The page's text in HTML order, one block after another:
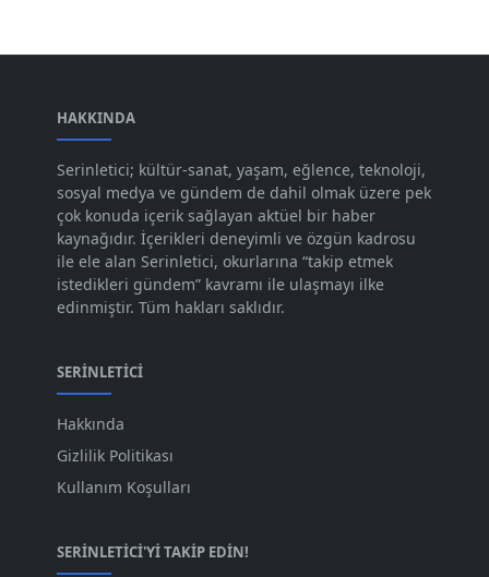
Ara 2023 [101]
Kas 2023
Eki 2023 [73]
Eyl 2023 [73]
Ağu 2023 [74]
Tem 2023 [76]
Haz 2023
May 2023
Nis 2023
Mar 2023
Oca 2023 [87]
HAKKINDA
Serinletici; kültür-sanat, yaşam, eğlence, teknoloji,
sosyal medya ve gündem de dahil olmak üzere pek
çok konuda içerik sağlayan aktüel bir haber
kaynağıdır. İçerikleri deneyimli ve özgün kadrosu
ile ele alan Serinletici, okurlarına “takip etmek
istedikleri gündem” kavramı ile ulaşmayı ilke
edinmiştir. Tüm hakları saklıdır.
SERINLETICI
Hakkında
Gizlilik Politikası
Kullanım Koşulları
SERINLETICI'YI TAKIP EDIN!